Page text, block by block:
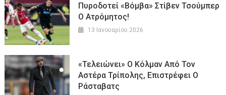
Πυροδοτεί «βόμβα» Στίβεν Τσούμπερ
Ο Ατρόμητος!
13 Ιανουαρίου 2026
«Τελειώνει» Ο Κόλμαν Από Τον
Αστέρα Τρίπολης, Επιστρέφει Ο
Ράσταβατς